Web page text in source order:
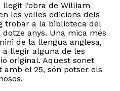
l’obra de William
les velles edicions dels
trobar a la biblioteca del
anys. Una mica més
de la llengua anglesa,
llegir alguna de les
original. Aquest sonet
el 25, són potser els